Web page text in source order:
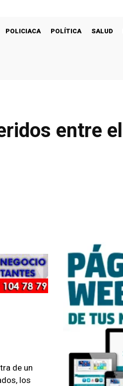
POLICIACA POLÍTICA SALUD
entre
de un
los